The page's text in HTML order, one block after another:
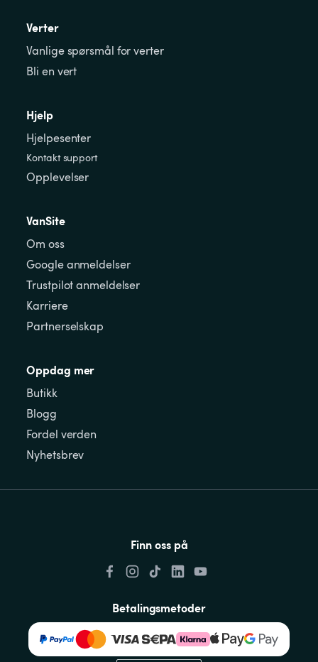
Verter
Vanlige spørsmål for verter
Bli en vert
Hjelp
Hjelpesenter
Kontakt support
Opplevelser
VanSite
Om oss
Google anmeldelser
Trustpilot anmeldelser
Karriere
Partnerselskap
Oppdag mer
Butikk
Blogg
Fordel verden
Nyhetsbrev
Finn oss på
Betalingsmetoder